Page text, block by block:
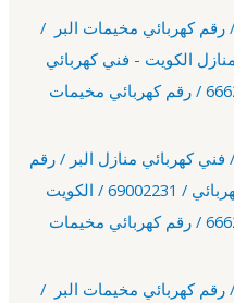
كهربائي مخيمات البر / 50802191 / رقم كهربائي مخيمات البر /
الكويت - فني كهربائي
كهربائي مخيمات البر / 66629504 / رقم كهربائي مخيمات
كهربائي مخيمات البر / 69002231 / فني كهربائي منازل البر / رقم
/ الكويت
كهربائي مخيمات البر / 66629504 / رقم كهربائي مخيمات
كهربائي مخيمات البر / 66934100 / رقم كهربائي مخيمات البر /